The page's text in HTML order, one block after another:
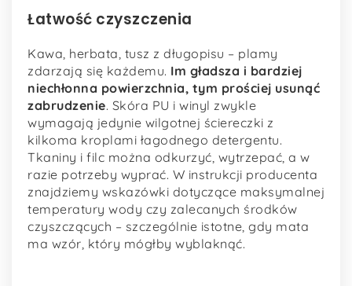
Łatwość czyszczenia
Kawa, herbata, tusz z długopisu – plamy
zdarzają się każdemu. Im gładsza i bardziej
niechłonna powierzchnia, tym prościej usunąć
zabrudzenie. Skóra PU i winyl zwykle
wymagają jedynie wilgotnej ściereczki z
kilkoma kroplami łagodnego detergentu.
Tkaniny i filc można odkurzyć, wytrzepać, a w
razie potrzeby wyprać. W instrukcji producenta
znajdziemy wskazówki dotyczące maksymalnej
temperatury wody czy zalecanych środków
czyszczących – szczególnie istotne, gdy mata
ma wzór, który mógłby wyblaknąć.